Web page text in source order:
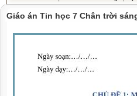
Giáo án Tin học 7 Chân trời